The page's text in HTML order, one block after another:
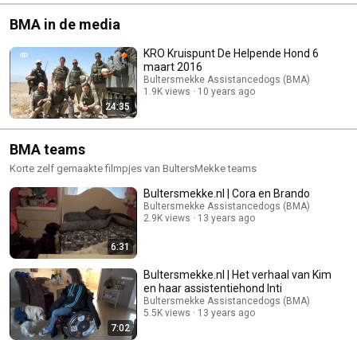
BMA in de media
24:35
KRO Kruispunt De Helpende Hond 6
maart 2016
Bultersmekke Assistancedogs (BMA)
1.9K views
10 years ago
BMA teams
Korte zelf gemaakte filmpjes van BultersMekke teams
6:31
Bultersmekke.nl | Cora en Brando
Bultersmekke Assistancedogs (BMA)
2.9K views
13 years ago
7:02
Bultersmekke.nl | Het verhaal van Kim
en haar assistentiehond Inti
Bultersmekke Assistancedogs (BMA)
5.5K views
13 years ago